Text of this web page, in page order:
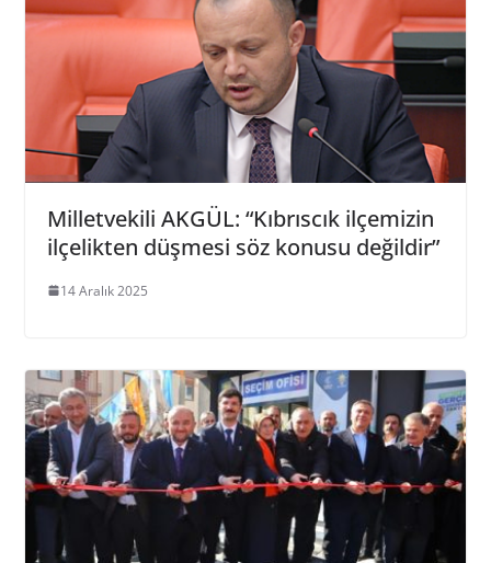
Milletvekili AKGÜL: “Kıbrıscık ilçemizin
ilçelikten düşmesi söz konusu değildir”
14 Aralık 2025